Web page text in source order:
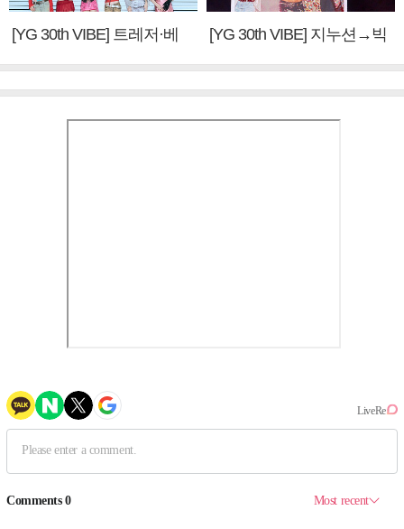
[YG 30th VIBE] 트레저·베
[YG 30th VIBE] 지누션→빅